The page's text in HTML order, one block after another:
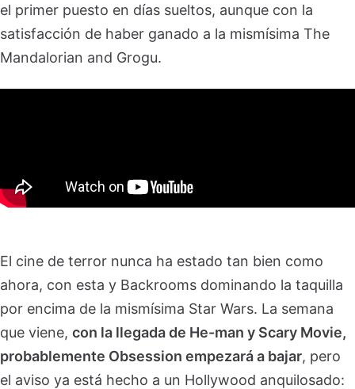
el primer puesto en días sueltos, aunque con la
satisfacción de haber ganado a la mismísima The
Mandalorian and Grogu.
El cine de terror nunca ha estado tan bien como
ahora, con esta y Backrooms dominando la taquilla
por encima de la mismísima Star Wars. La semana
que viene, con la llegada de He-man y Scary Movie,
probablemente Obsession empezará a bajar, pero
el aviso ya está hecho a un Hollywood anquilosado: